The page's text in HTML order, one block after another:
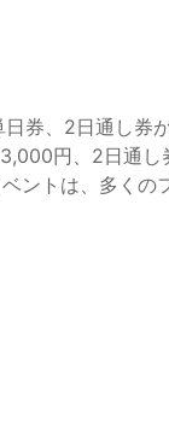
券、2日通し券
円、2日通し
ントは、多くの